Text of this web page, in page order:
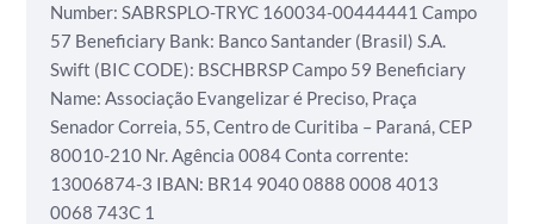
Number: SABRSPLO-TRYC 160034-00444441 Campo
57 Beneficiary Bank: Banco Santander (Brasil) S.A.
Swift (BIC CODE): BSCHBRSPCampo 59 Beneficiary
Name: Associação Evangelizar é Preciso, Praça
Senador Correia, 55, Centro de Curitiba – Paraná, CEP
80010-210 Nr. Agência 0084Conta corrente:
13006874-3 IBAN: BR14 9040 0888 0008 4013
0068 743C 1